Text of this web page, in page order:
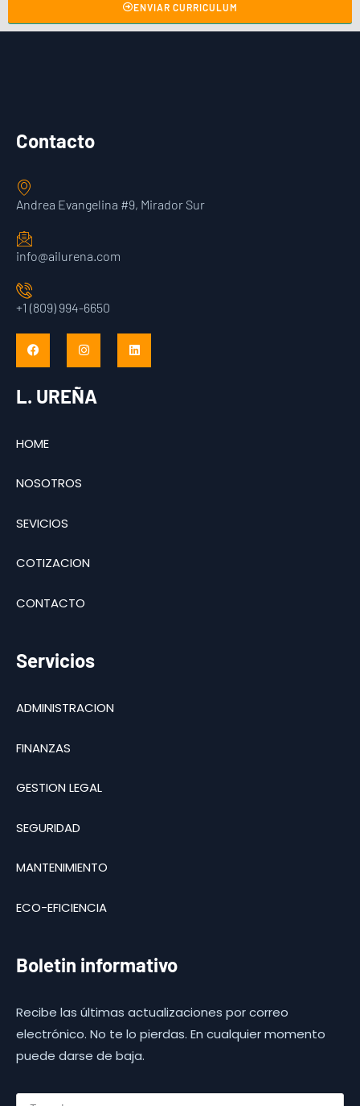
ENVIAR CURRICULUM
Contacto
Andrea Evangelina #9, Mirador Sur
info@ailurena.com
+1 (809) 994-6650
L. UREÑA
HOME
NOSOTROS
SEVICIOS
COTIZACION
CONTACTO
Servicios
ADMINISTRACION
FINANZAS
GESTION LEGAL
SEGURIDAD
MANTENIMIENTO
ECO-EFICIENCIA
Boletin informativo
Recibe las últimas actualizaciones por correo
electrónico. No te lo pierdas. En cualquier momento
puede darse de baja.